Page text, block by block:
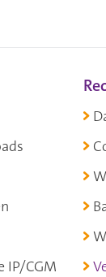
CGM